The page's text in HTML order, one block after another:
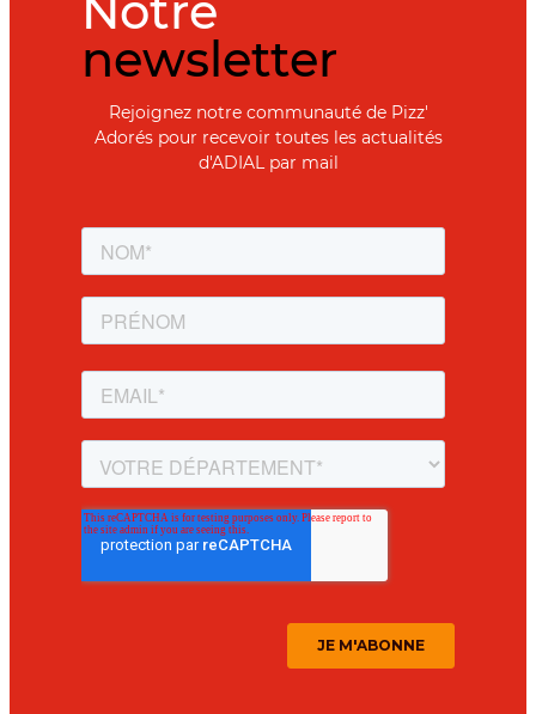
newsletter
Rejoignez notre communauté de Pizz'
Adorés pour recevoir toutes les actualités
d'ADIAL par mail